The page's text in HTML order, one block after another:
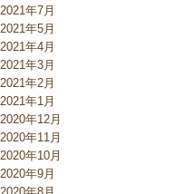
2021年7月
2021年5月
2021年4月
2021年3月
2021年2月
2021年1月
2020年12月
2020年11月
2020年10月
2020年9月